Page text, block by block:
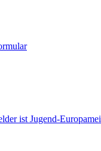
ist Jugend-